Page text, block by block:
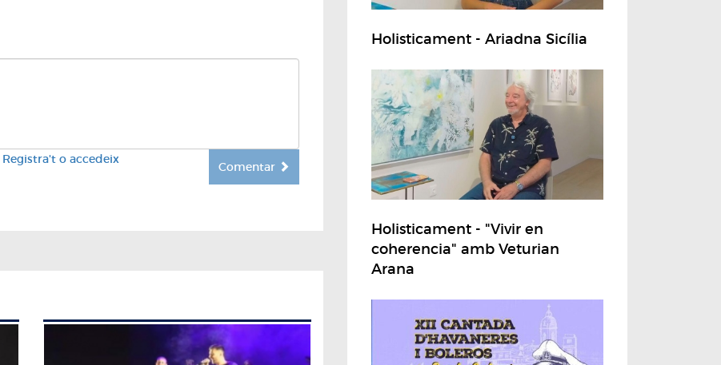
Registra't o accedeix
Comentar
Holisticament - Ariadna Sicília
Holisticament - "Vivir en
coherencia" amb Veturian
Arana